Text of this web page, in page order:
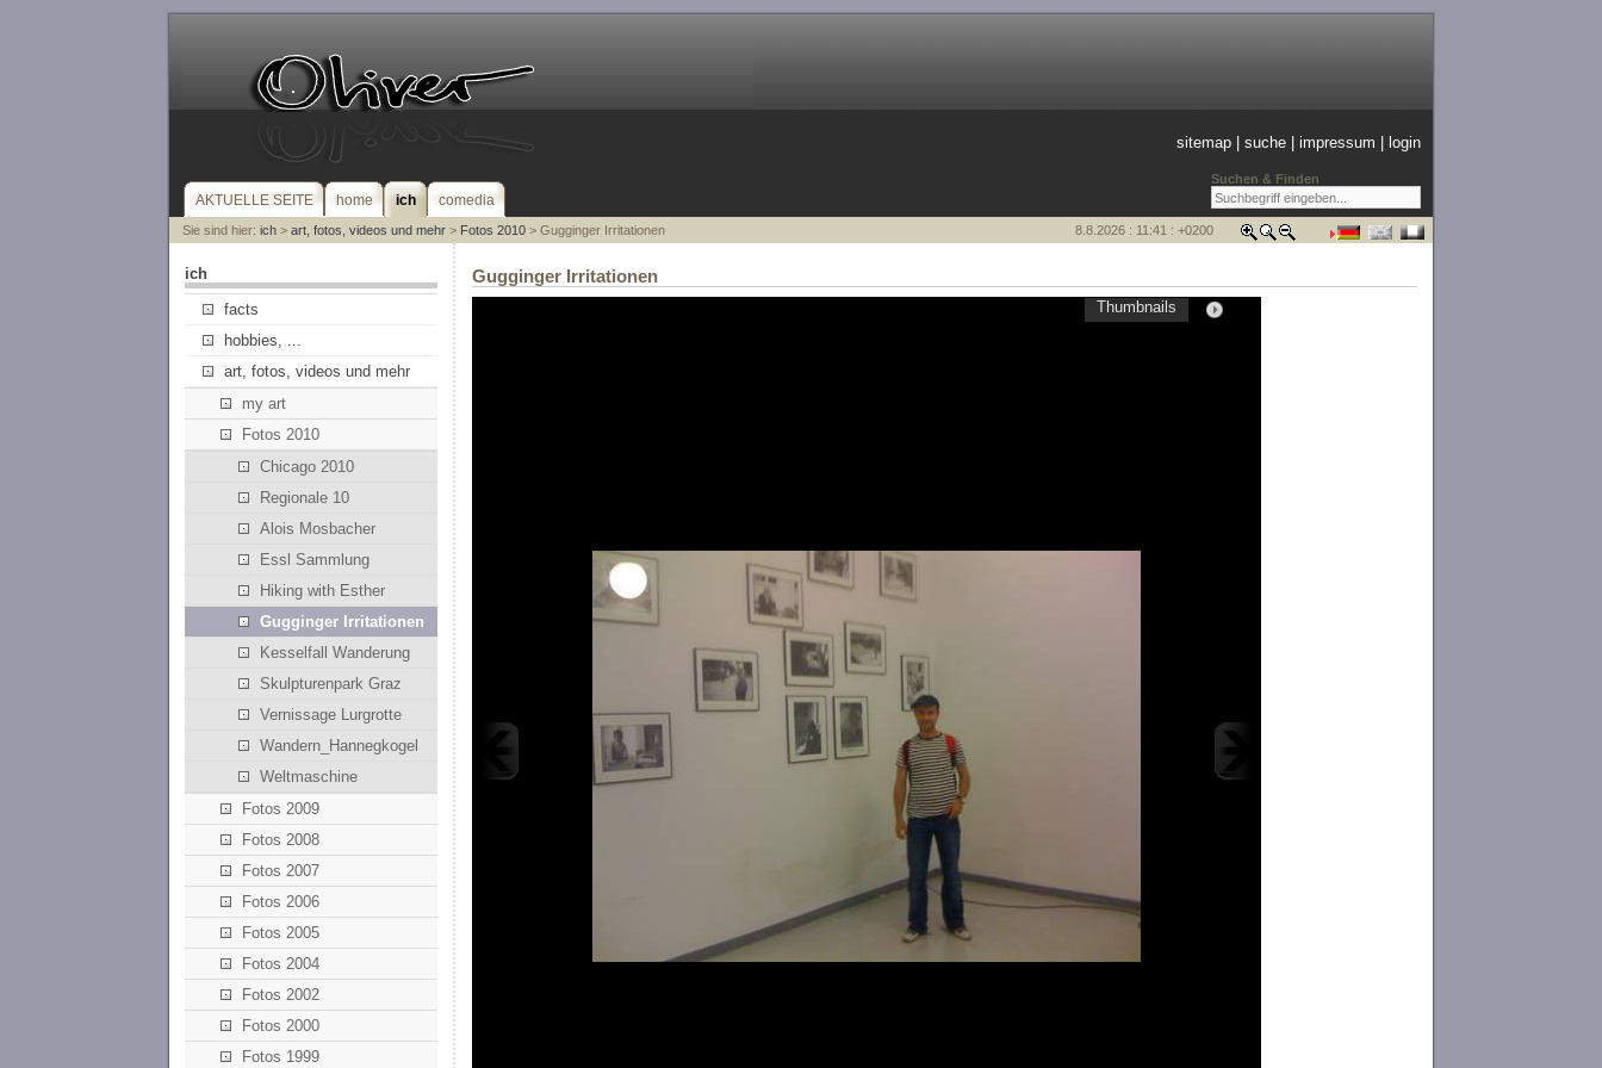
Suchen & Finden
sitemap |suche |impressum login
AKTUELLE SEITE home ich comedia
Sie sind hier: ich> art, fotos, videos und mehr> Fotos 2010> Gugginger Irritationen 8.8.2026 : 11:41 : +0200
ich
facts
hobbies, ...
art, fotos, videos und mehr
my art
Fotos 2010
Chicago 2010
Regionale 10
Alois Mosbacher
Essl Sammlung
Hiking with Esther
Gugginger Irritationen
Kesselfall Wanderung
Skulpturenpark Graz
Vernissage Lurgrotte
Wandern_Hannegkogel
Weltmaschine
Fotos 2009
Fotos 2008
Fotos 2007
Fotos 2006
Fotos 2005
Fotos 2004
Fotos 2002
Fotos 2000
Fotos 1999
Gugginger Irritationen
Thumbnails